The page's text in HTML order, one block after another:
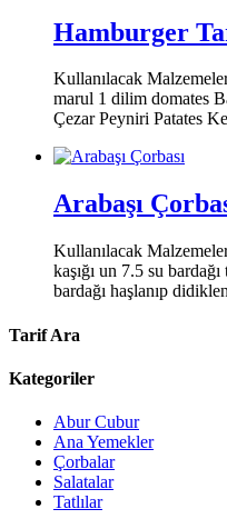
Hamburger
Kullanılacak
marul 1 dilim domates
Çezar Peyniri Patates
Arabaşı
Kullanılacak
kaşığı un 7.5 su
bardağı haşlanıp
Tarif Ara
Kategoriler
Abur Cubur
Ana Yemekler
Çorbalar
Salatalar
Tatlılar